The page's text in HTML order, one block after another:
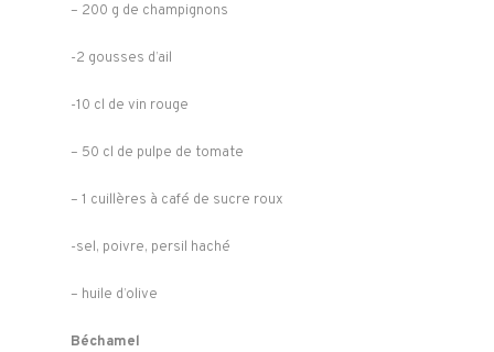
– 200 g de champignons
-2 gousses d’ail
-10 cl de vin rouge
– 50 cl de pulpe de tomate
– 1 cuillères à café de sucre roux
-sel, poivre, persil haché
– huile d’olive
Béchamel